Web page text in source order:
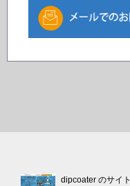
dipcoater のサイト